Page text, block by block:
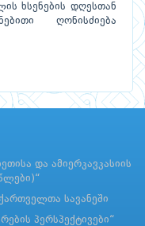
ხსენების დღესთან
ღონისძიება
და ამიერკავკასიის
სავანეში
პერსპექტივები“